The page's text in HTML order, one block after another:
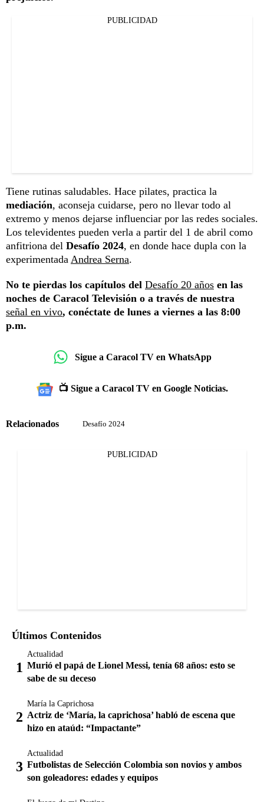
PUBLICIDAD
Tiene rutinas saludables. Hace pilates, practica la
mediación, aconseja cuidarse, pero no llevar todo al
extremo y menos dejarse influenciar por las redes sociales.
Los televidentes pueden verla a partir del 1 de abril como
anfitriona del Desafío 2024, en donde hace dupla con la
experimentada Andrea Serna.
No te pierdas los capítulos del Desafío 20 años en las
noches de Caracol Televisión o a través de nuestra
señal en vivo, conéctate de lunes a viernes a las 8:00
p.m.
Sigue a Caracol TV en WhatsApp
📺 Sigue a Caracol TV en Google Noticias.
Relacionados Desafío 2024
PUBLICIDAD
Últimos Contenidos
Actualidad
Murió el papá de Lionel Messi, tenía 68 años: esto se
sabe de su deceso
María la Caprichosa
Actriz de ‘María, la caprichosa’ habló de escena que
hizo en ataúd: “Impactante”
Actualidad
Futbolistas de Selección Colombia son novios y ambos
son goleadores: edades y equipos